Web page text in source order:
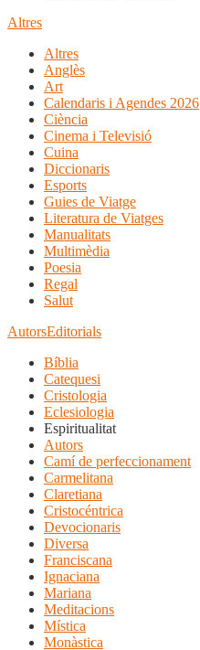
Altres
Altres
Anglès
Art
Calendaris i Agendes 2026
Ciència
Cinema i Televisió
Cuina
Diccionaris
Esports
Guies de Viatge
Literatura de Viatges
Manualitats
Multimèdia
Poesia
Regal
Salut
AutorsEditorials
Bíblia
Catequesi
Cristologia
Eclesiologia
Espiritualitat
Autors
Camí de perfeccionament
Carmelitana
Claretiana
Cristocéntrica
Devocionaris
Diversa
Franciscana
Ignaciana
Mariana
Meditacions
Mística
Monàstica